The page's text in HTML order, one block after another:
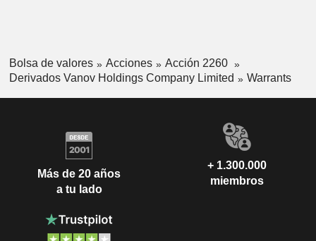
Bolsa de valores Acciones
Acción 2260
Derivados Vanov Holdings Company Limited
Warrants
Más de 20 años
a tu lado
+ 1.300.000
miembros